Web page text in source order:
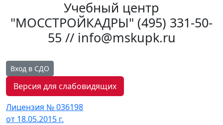
Учебный центр
"МОССТРОЙКАДРЫ" (495) 331-50-
55 // info@mskupk.ru
Вход в СДО
Версия для слабовидящих
Лицензия № 036198
от 18.05.2015 г.